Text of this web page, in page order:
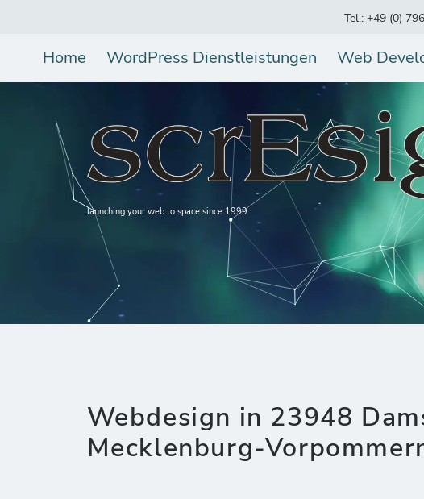
Tel.: +49 (0)
Home WordPress Dienstleistungen Web
launching your web to space since 1999
Webdesign in 23948
Mecklenburg-